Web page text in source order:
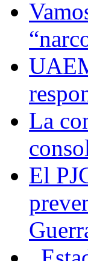
La
El